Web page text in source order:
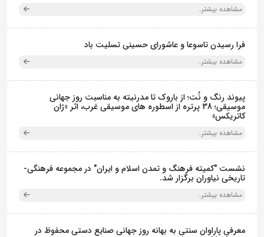
مشاهده بیشتر..
فرا رسیدن تاسوعا و عاشورای حسینی تسلیت باد
مشاهده بیشتر..
پیوند رنگ و نُت؛ از باروک تا مدرنیته به مناسبت روز جهانی
موسیقی؛ 38 پرتره از اسطوره های موسیقی غرب، اثر «ژان
کاتریکس»
مشاهده بیشتر..
نشست "کمیته فرهنگ و تمدن اسلام و ایران" در مجموعه فرهنگی‌-
تاریخی نیاوران برگزار شد.
مشاهده بیشتر..
معرفی پاراوان سنتی به بهانه روز جهانی صنایع دستی محفوظ در